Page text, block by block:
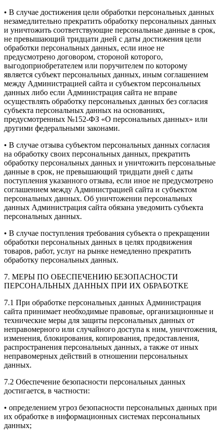
• В случае достижения цели обработки персональных данных
незамедлительно прекратить обработку персональных данных
и уничтожить соответствующие персональные данные в срок,
не превышающий тридцати дней с даты достижения цели
обработки персональных данных, если иное не
предусмотрено договором, стороной которого,
выгодоприобретателем или поручителем по которому
является субъект персональных данных, иным соглашением
между Администрацией сайта и субъектом персональных
данных либо если Администрация сайта не вправе
осуществлять обработку персональных данных без согласия
субъекта персональных данных на основаниях,
предусмотренных №152-ФЗ «О персональных данных» или
другими федеральными законами.
• В случае отзыва субъектом персональных данных согласия
на обработку своих персональных данных, прекратить
обработку персональных данных и уничтожить персональные
данные в срок, не превышающий тридцати дней с даты
поступления указанного отзыва, если иное не предусмотрено
соглашением между Администрацией сайта и субъектом
персональных данных. Об уничтожении персональных
данных Администрация сайта обязана уведомить субъекта
персональных данных.
• В случае поступления требования субъекта о прекращении
обработки персональных данных в целях продвижения
товаров, работ, услуг на рынке немедленно прекратить
обработку персональных данных.
7. МЕРЫ ПО ОБЕСПЕЧЕНИЮ БЕЗОПАСНОСТИ
ПЕРСОНАЛЬНЫХ ДАННЫХ ПРИ ИХ ОБРАБОТКЕ
7.1 При обработке персональных данных Администрация
сайта принимает необходимые правовые, организационные и
технические меры для защиты персональных данных от
неправомерного или случайного доступа к ним, уничтожения,
изменения, блокирования, копирования, предоставления,
распространения персональных данных, а также от иных
неправомерных действий в отношении персональных
данных.
7.2 Обеспечение безопасности персональных данных
достигается, в частности:
• определением угроз безопасности персональных данных при
их обработке в информационных системах персональных
данных;